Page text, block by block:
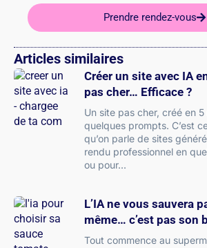
Prendre rendez-vous
Articles similaires
Créer un site avec IA
pas cher… Efficace ?
Un site pas cher, créé en
quelques prompts. C’est
qu’on parle de sites
rendu professionnel en
ou pour
L’IA ne vous sauvera
même… c’est pas son
Tout commence au